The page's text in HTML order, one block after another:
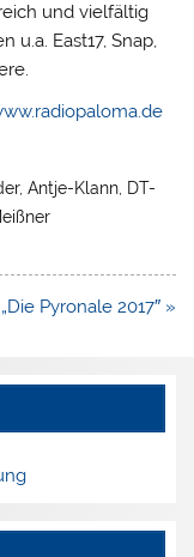
und vielfältig
u.a. East17, Snap,
Antje-Klann, DT-
„Die Pyronale 2017″ »